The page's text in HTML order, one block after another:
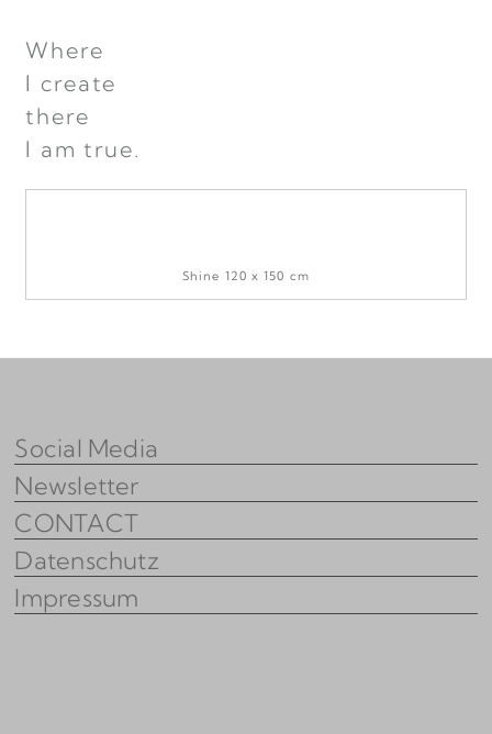
Where
I create
there
I am true.
Shine 120 x 150 cm
Social Media
Newsletter
CONTACT
Datenschutz
Impressum